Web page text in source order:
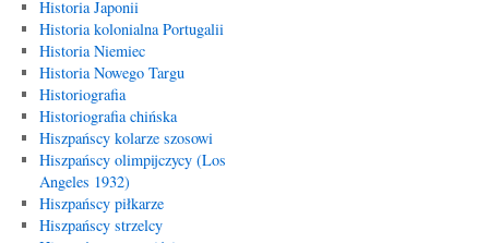
Historia Japonii
Historia kolonialna Portugalii
Historia Niemiec
Historia Nowego Targu
Historiografia
Historiografia chińska
Hiszpańscy kolarze szosowi
Hiszpańscy olimpijczycy (Los
Angeles 1932)
Hiszpańscy piłkarze
Hiszpańscy strzelcy